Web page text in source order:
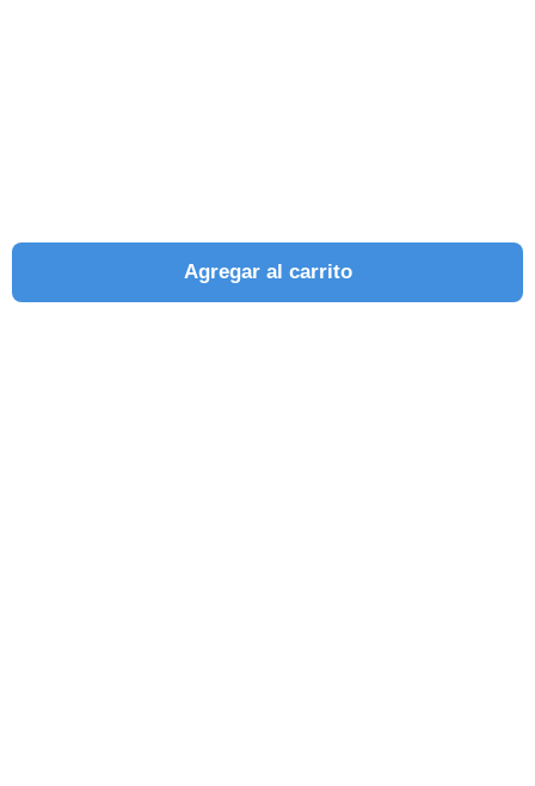
Agregar al carrito